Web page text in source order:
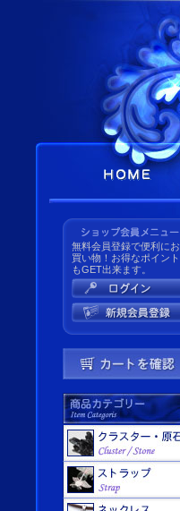
無料会員登録で便利にお
買い物！お得なポイント
もGET出来ます。